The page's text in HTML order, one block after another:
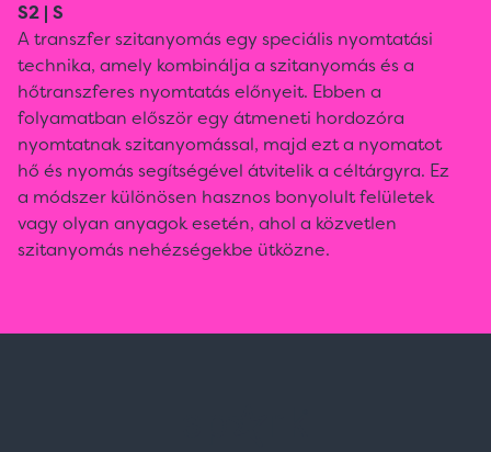
S2 | S
A transzfer szitanyomás egy speciális nyomtatási
technika, amely kombinálja a szitanyomás és a
hőtranszferes nyomtatás előnyeit. Ebben a
folyamatban először egy átmeneti hordozóra
nyomtatnak szitanyomással, majd ezt a nyomatot
hő és nyomás segítségével átvitelik a céltárgyra. Ez
a módszer különösen hasznos bonyolult felületek
vagy olyan anyagok esetén, ahol a közvetlen
szitanyomás nehézségekbe ütközne.